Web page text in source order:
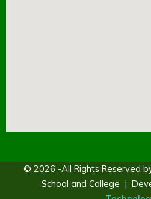
© 2026 -All Rights Reserved
School and College |